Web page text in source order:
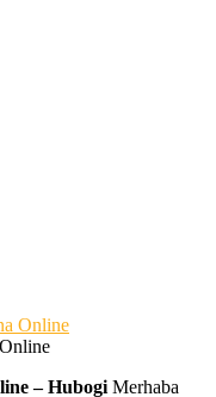
– Hubogi Merhaba